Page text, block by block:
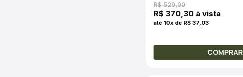
R$ 529,00
R$ 370,30 à vista
até 10x de R$ 37,03
COMPRAR